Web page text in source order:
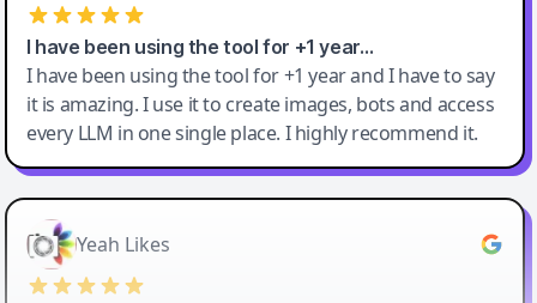
I have been using the tool for +1 year…
I have been using the tool for +1 year and I have to say
it is amazing. I use it to create images, bots and access
every LLM in one single place. I highly recommend it.
Yeah Likes